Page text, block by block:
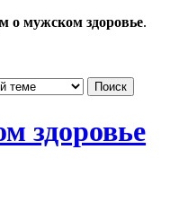
о мужском здоровье.
здоровье